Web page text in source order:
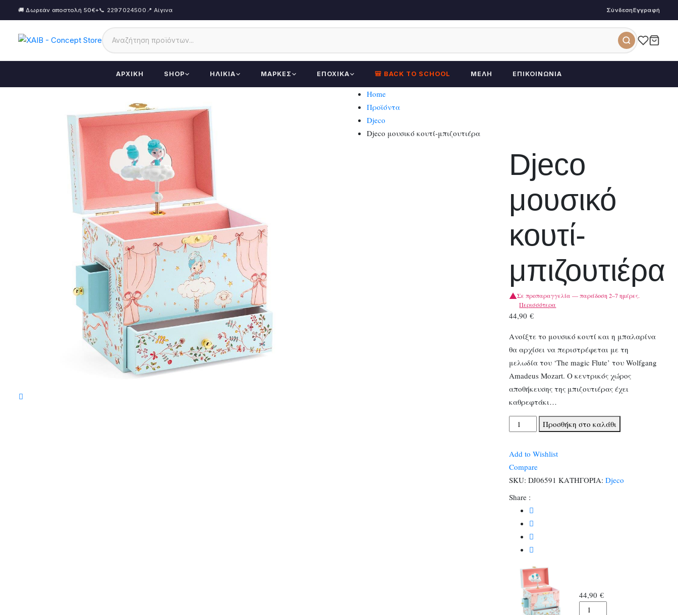
🚚 Δωρεάν αποστολή 50€+📞 2297024500 📍 Αίγινα ΣύνδεσηΕγγραφή
ΑΡΧΙΚΉ SHOP ΗΛΙΚΊΑ ΜΆΡΚΕΣ ΕΠΟΧΙΚΆ 🎒 BACK TO SCHOOL ΜΈΛΗ ΕΠΙΚΟΙΝΩΝΊΑ
Home
Προϊόντα
Djeco
Djeco μουσικό κουτί-μπιζουτιέρα
Djeco
μουσικό
κουτί-
μπιζουτιέρα
Σε προπαραγγελία — παράδοση 2–7 ημέρες.
Περισσότερα
44,90€
Ανοίξτε το μουσικό κουτί και η μπαλαρίνα
θα αρχίσει να περιστρέφεται με τη
μελωδία του ‘The magic Flute’ του Wolfgang
Amadeus Mozart. Ο κεντρικός χώρος
αποθήκευσης της μπιζουτιέρας έχει
καθρεφτάκι…
Djeco
μουσικό
ποσότητα
Προσθήκη στο καλάθι
Add to Wishlist
Compare
SKU: DJ06591 ΚΑΤΗΓΟΡΙΑ: Djeco
Share :
44,90€
Djeco